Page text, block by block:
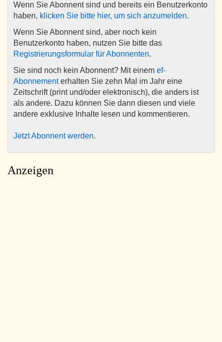
Wenn Sie Abonnent sind und bereits ein Benutzerkonto
haben, klicken Sie bitte hier, um sich anzumelden.
Wenn Sie Abonnent sind, aber noch kein
Benutzerkonto haben, nutzen Sie bitte das
Registrierungsformular für Abonnenten.
Sie sind noch kein Abonnent? Mit einem ef-
Abonnementerhalten Sie zehn Mal im Jahr eine
Zeitschrift (print und/oder elektronisch), die anders ist
als andere. Dazu können Sie dann diesen und viele
andere exklusive Inhalte lesen und kommentieren.
Jetzt Abonnent werden.
Anzeigen